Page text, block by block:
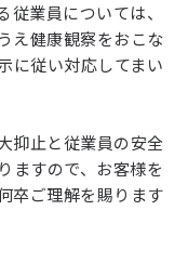
業員については、
え健康観察をおこな
に従い対応してまい
抑止と従業員の安全
ますので、お客様を
卒ご理解を賜ります